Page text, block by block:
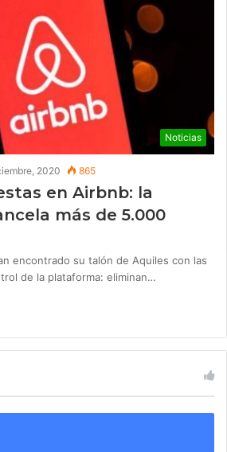
Noticias
2020 865
en Airbnb: la
más de 5.000
encontrado su talón de Aquiles con las
de la plataforma: eliminan…